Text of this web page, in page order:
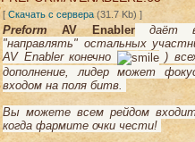
[ Скачать с сервера(31.7 Kb) ]
PreformAV Enablerдаёт
"направлять" остальных
AV Enabler конечно
)
дополнение, лидер может
входом на поля битв.
Вы можете всем рейдом
когда фармите очки чести!